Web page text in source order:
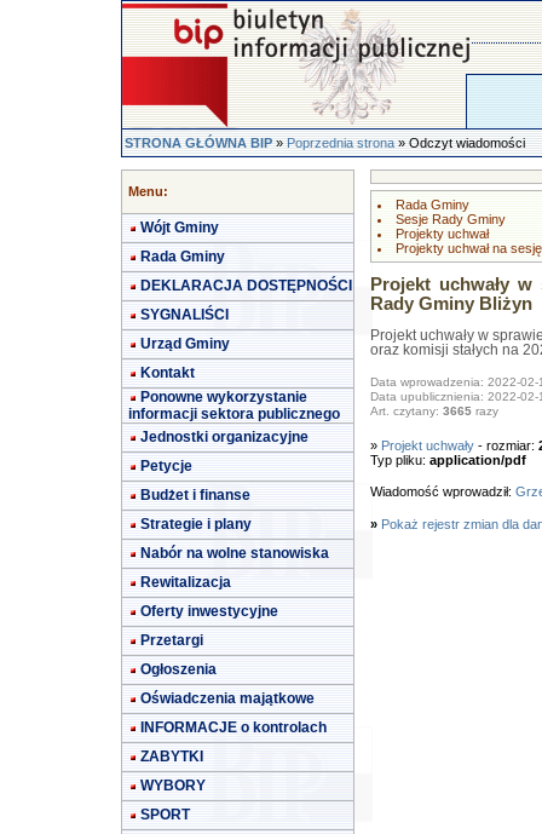
STRONA GŁÓWNA BIP»Poprzednia strona» Odczyt wiadomości
Menu:
Wójt Gminy
Rada Gminy
DEKLARACJA DOSTĘPNOŚCI
SYGNALIŚCI
Urząd Gminy
Kontakt
Ponowne wykorzystanie
informacji sektora publicznego
Jednostki organizacyjne
Petycje
Budżet i finanse
Strategie i plany
Nabór na wolne stanowiska
Rewitalizacja
Oferty inwestycyjne
Przetargi
Ogłoszenia
Oświadczenia majątkowe
INFORMACJE o kontrolach
ZABYTKI
WYBORY
SPORT
Rada Gminy
Sesje Rady Gminy
Projekty uchwał
Projekty uchwał na
Projekt uchwały
Rady Gminy Bliżyn
Projekt uchwały w
oraz komisji stałych na
Data wprowadzenia: 2022-02-
Data upublicznienia: 2022-02-
Art. czytany: 3665razy
» Projekt uchwały- rozmiar:
Typ pliku: application/pdf
Wiadomość wprowadził:
» Pokaż rejestr zmian dla